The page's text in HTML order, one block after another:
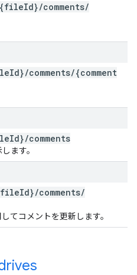
{fileId}/comments/
Id}/comments/{comment
Id}/comments
ます。
Id}/comments/
てコメントを更新します。